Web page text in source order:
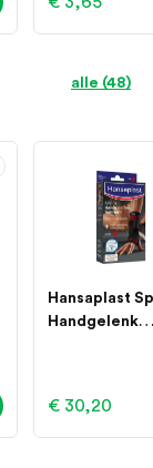
alle (48)
Hansaplast
Handgelenk
€ 30,20